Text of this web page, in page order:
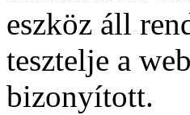
eszköz áll
tesztelje a
bizonyított.